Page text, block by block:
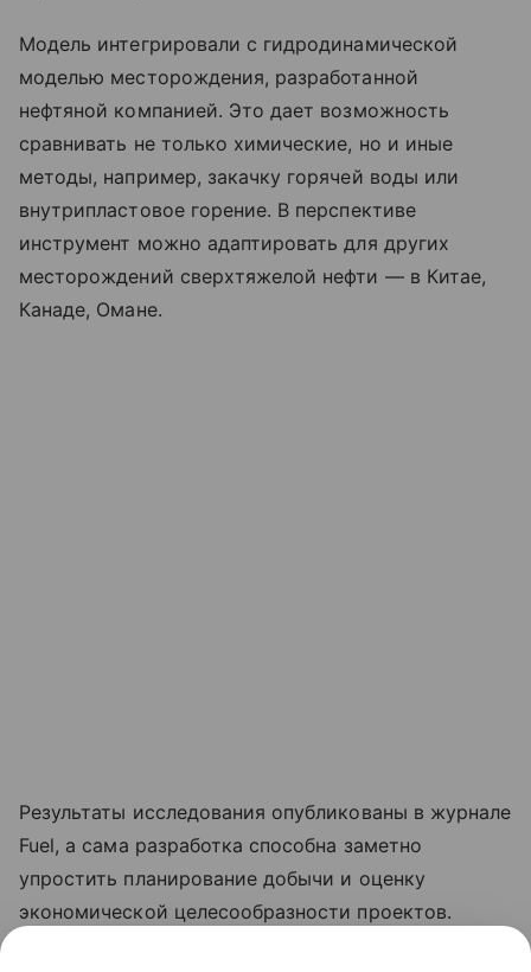
Модель интегрировали с гидродинамической
моделью месторождения, разработанной
нефтяной компанией. Это дает возможность
сравнивать не только химические, но и иные
методы, например, закачку горячей воды или
внутрипластовое горение. В перспективе
инструмент можно адаптировать для других
месторождений сверхтяжелой нефти — в Китае,
Канаде, Омане.
Результаты исследования опубликованы в журнале
Fuel, а сама разработка способна заметно
упростить планирование добычи и оценку
экономической целесообразности проектов.